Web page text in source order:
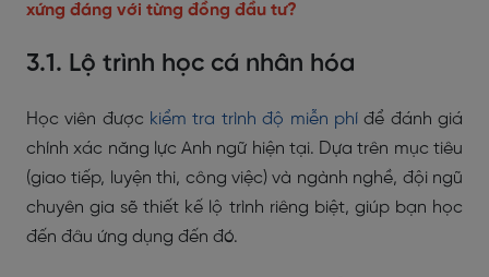
xứng đáng với từng đồng đầu tư?
3.1. Lộ trình học cá nhân hóa
Học viên được kiểm tra trình độ miễn phíđể đánh giá
chính xác năng lực Anh ngữ hiện tại. Dựa trên mục tiêu
(giao tiếp, luyện thi, công việc) và ngành nghề, đội ngũ
chuyên gia sẽ thiết kế lộ trình riêng biệt, giúp bạn học
đến đâu ứng dụng đến đó.